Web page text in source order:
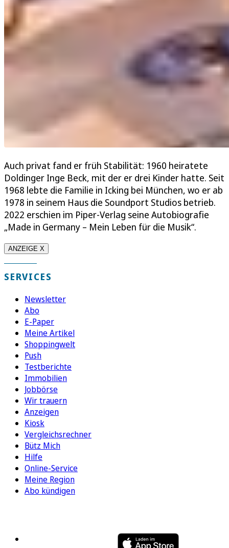
Auch privat fand er früh Stabilität: 1960 heiratete
Doldinger Inge Beck, mit der er drei Kinder hatte. Seit
1968 lebte die Familie in Icking bei München, wo er ab
1978 in seinem Haus die Soundport Studios betrieb.
2022 erschien im Piper-Verlag seine Autobiografie
„Made in Germany – Mein Leben für die Musik“.
ANZEIGE X
SERVICES
Newsletter
Abo
E-Paper
Meine Artikel
Shoppingwelt
Push
Testberichte
Immobilien
Jobbörse
Wir trauern
Anzeigen
Kiosk
Vergleichsrechner
Bütz Mich
Hilfe
Online-Service
Meine Region
Abo kündigen